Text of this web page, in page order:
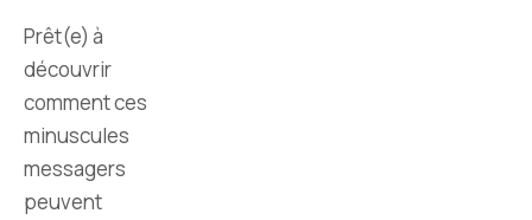
Prêt(e) à
découvrir
comment ces
minuscules
messagers
peuvent